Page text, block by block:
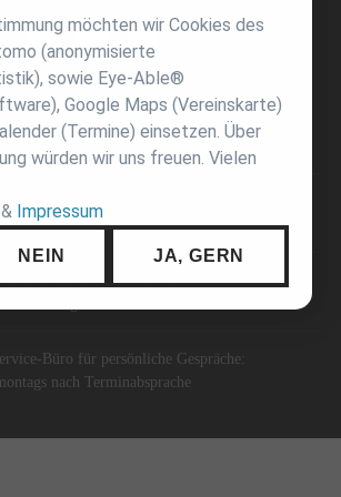
Judo-Verband e.V.
Hess-Straße 8, 71332 Waiblingen
Telefon: 07151 / 51973
E-Mail:info@wjv.de
der Geschäftsstelle:
Büro für persönliche Gespräche:
nach Terminabsprache
möchten wir Cookies des
(anonymisierte
sowie Eye-Able®
Google Maps (Vereinskarte)
(Termine) einsetzen. Über
würden wir uns freuen. Vielen
& Impressum
NEIN JA, GERN